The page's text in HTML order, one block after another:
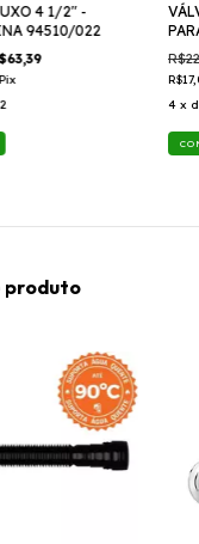
4 1/2" -
94510/022
Pix
-
4 x
produto